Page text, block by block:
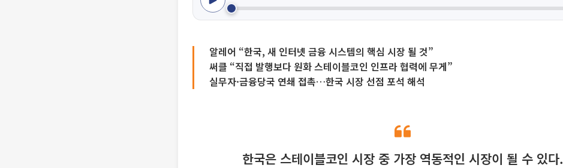
알레어 “한국, 새 인터넷 금융 시스템의 핵심 시장 될 것”
써클 “직접 발행보다 원화 스테이블코인 인프라 협력에 무게”
실무자·금융당국 연쇄 접촉…한국 시장 선점 포석 해석
한국은 스테이블코인 시장 중 가장 역동적인 시장이 될 수 있다.